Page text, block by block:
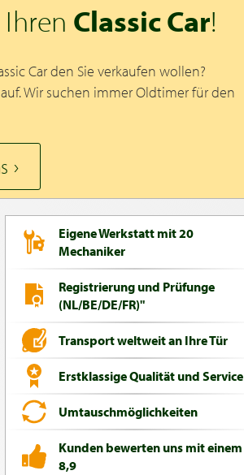
Classic Car!
Car den Sie verkaufen wollen?
Wir suchen immer Oldtimer für den
Eigene Werkstatt mit 20
Mechaniker
Registrierung und Prüfunge
(NL/BE/DE/FR)"
Transport weltweit an Ihre Tür
Erstklassige Qualität und Service
Umtauschmöglichkeiten
Kunden bewerten uns mit einem
8,9